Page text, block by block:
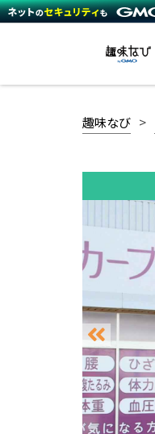
趣味なび